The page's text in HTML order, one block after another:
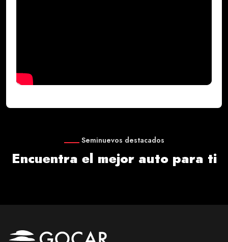
Seminuevos destacados
Encuentra el mejor auto para ti